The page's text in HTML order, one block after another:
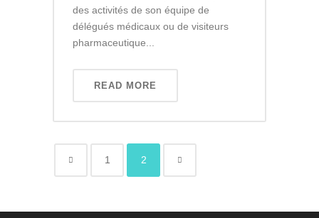
des activités de son équipe de
délégués médicaux ou de visiteurs
pharmaceutique...
READ MORE
1 2